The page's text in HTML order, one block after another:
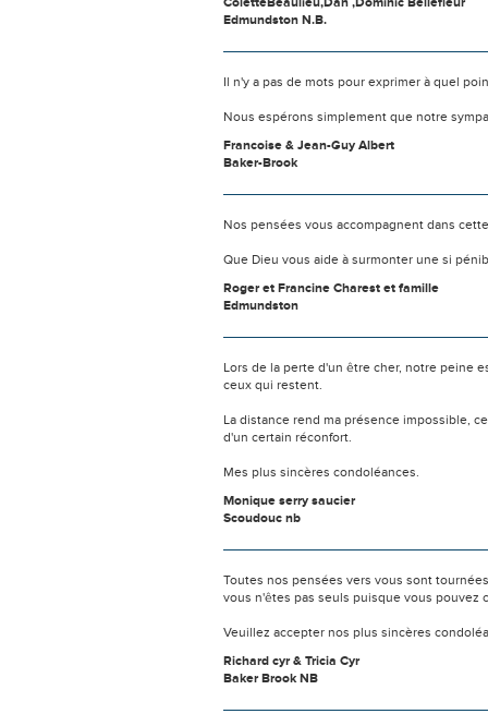
Edmundston N.B.
Il n'y a pas de mots pour exprimer à quel
Nous espérons simplement que notre
Francoise & Jean-Guy Albert
Baker-Brook
Nos pensées vous accompagnent dans
Que Dieu vous aide à surmonter une si
Roger et Francine Charest et famille
Edmundston
Lors de la perte d'un être cher, notre peine
ceux qui restent.
La distance rend ma présence impossible,
d'un certain réconfort.
Mes plus sincères condoléances.
Monique serry saucier
Scoudouc nb
Toutes nos pensées vers vous sont
vous n'êtes pas seuls puisque vous pouvez
Veuillez accepter nos plus sincères
Richard cyr & Tricia Cyr
Baker Brook NB